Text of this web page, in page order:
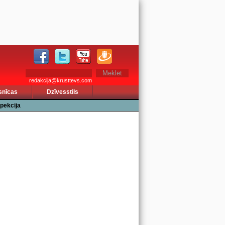
redakcija@krusttevs.com
Dzīvesstils